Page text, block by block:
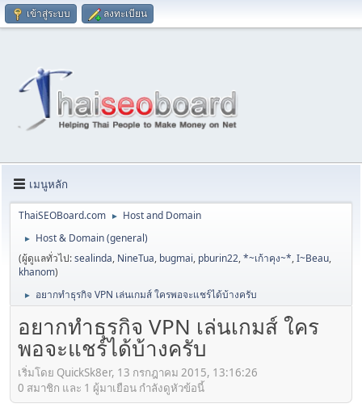
เข้าสู่ระบบ ลงทะเบียน
เมนูหลัก
ThaiSEOBoard.com ► Host and Domain
►
Host & Domain (general)
(ผู้ดูแลทั่วไป:sealinda, NineTua, bugmai, pburin22,*~เก้าคุง~*,I~Beau,
khanom)
► อยากทำธุรกิจ VPN เล่นเกมส์ ใครพอจะแชร์ได้บ้างครับ
อยากทำธุรกิจ VPN เล่นเกมส์ ใคร
พอจะแชร์ได้บ้างครับ
เริ่มโดย QuickSk8er, 13 กรกฎาคม 2015, 13:16:26
0 สมาชิก และ 1 ผู้มาเยือน กำลังดูหัวข้อนี้